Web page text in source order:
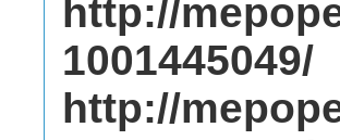
http://
1001445049/
http://